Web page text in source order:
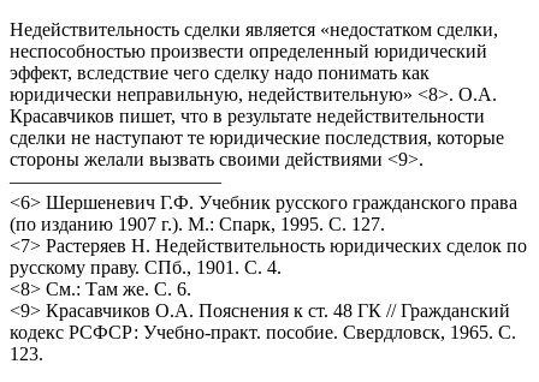
Недействительность сделки является «недостатком сделки,
неспособностью произвести определенный юридический
эффект, вследствие чего сделку надо понимать как
юридически неправильную, недействительную» <8>. О.А.
Красавчиков пишет, что в результате недействительности
сделки не наступают те юридические последствия, которые
стороны желали вызвать своими действиями <9>.
———————————
<6> Шершеневич Г.Ф. Учебник русского гражданского права
(по изданию 1907 г.). М.: Спарк, 1995. С. 127.
<7> Растеряев Н. Недействительность юридических сделок по
русскому праву. СПб., 1901. С. 4.
<8> См.: Там же. С. 6.
<9> Красавчиков О.А. Пояснения к ст. 48 ГК // Гражданский
кодекс РСФСР: Учебно-практ. пособие. Свердловск, 1965. С.
123.